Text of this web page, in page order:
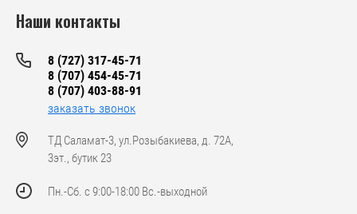
Наши контакты
8 (727) 317-45-71
8 (707) 454-45-71
8 (707) 403-88-91
заказать звонок
ТД Саламат-3, ул.Розыбакиева, д. 72А,
3эт., бутик 23
Пн.-Cб. с 9:00-18:00 Вс.-выходной